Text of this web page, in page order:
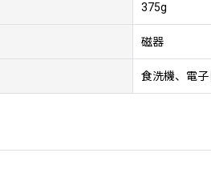
375g
磁器
食洗機、電